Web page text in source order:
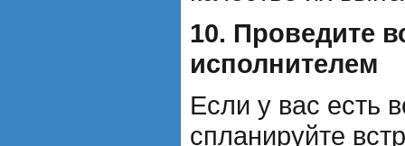
10. Проведите
исполнителем
Если у вас есть
спланируйте